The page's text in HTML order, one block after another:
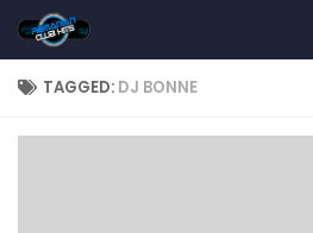
Skip to content
TAGGED: DJ BONNE